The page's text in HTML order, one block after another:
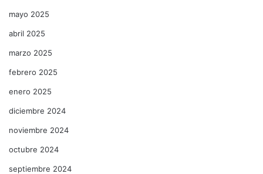
mayo 2025
abril 2025
marzo 2025
febrero 2025
enero 2025
diciembre 2024
noviembre 2024
octubre 2024
septiembre 2024